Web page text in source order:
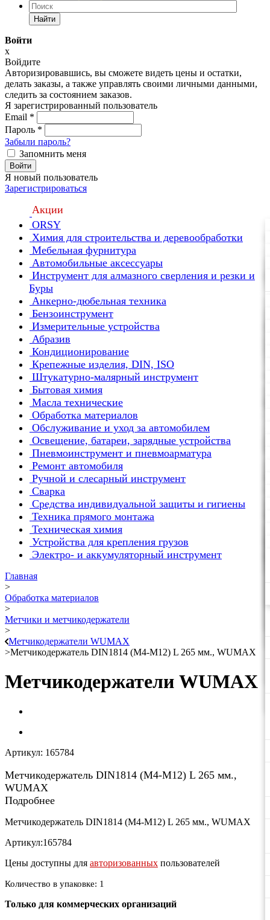
Найти
Войти
x
Войдите
Авторизировавшись, вы сможете видеть цены и остатки,
делать заказы, а также управлять своими личными данными,
следить за состоянием заказов.
Я зарегистрированный пользователь
Email *
Пароль *
Забыли пароль?
Запомнить меня
Войти
Я новый пользователь
Зарегистрироваться
Акции
ORSY
Химия для строительства и деревообработки
Мебельная фурнитура
Автомобильные аксессуары
Инструмент для алмазного сверления и резки и
Буры
Анкерно-дюбельная техника
Бензоинструмент
Измерительные устройства
Абразив
Кондиционирование
Крепежные изделия, DIN, ISO
Штукатурно-малярный инструмент
Бытовая химия
Масла технические
Обработка материалов
Обслуживание и уход за автомобилем
Освещение, батареи, зарядные устройства
Пневмоинструмент и пневмоарматура
Ремонт автомобиля
Ручной и слесарный инструмент
Сварка
Средства индивидуальной защиты и гигиены
Техника прямого монтажа
Техническая химия
Устройства для крепления грузов
Электро- и аккумуляторный инструмент
Главная
>
Обработка материалов
>
Метчики и метчикодержатели
>
Метчикодержатели WUMAX
>Метчикодержатель DIN1814 (M4-M12) L 265 мм., WUMAX
Метчикодержатели WUMAX
Артикул: 165784
Метчикодержатель DIN1814 (M4-M12) L 265 мм.,
WUMAX
Подробнее
Метчикодержатель DIN1814 (M4-M12) L 265 мм., WUMAX
Артикул:165784
Цены доступны для авторизованных пользователей
Количество в упаковке: 1
Только для коммерческих организаций